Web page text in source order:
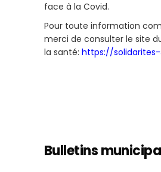
face à la Covid.
Pour toute information
merci de consulter le site
la santé: https://
Bulletins